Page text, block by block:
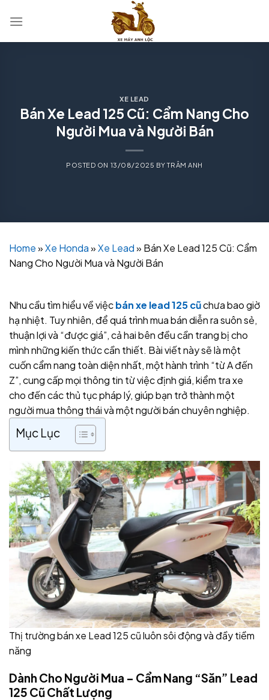
XE LEAD
Bán Xe Lead 125 Cũ: Cẩm Nang Cho
Người Mua và Người Bán
POSTED ON 13/08/2025 BYTRÂM ANH
Home»Xe Honda»Xe Lead» Bán Xe Lead 125 Cũ: Cẩm
Nang Cho Người Mua và Người Bán
Nhu cầu tìm hiểu về việcbán xe lead 125 cũchưa bao giờ
hạ nhiệt. Tuy nhiên, để quá trình mua bán diễn ra suôn sẻ,
thuận lợi và “được giá”, cả hai bên đều cần trang bị cho
mình những kiến thức cần thiết. Bài viết này sẽ là một
cuốn cẩm nang toàn diện nhất, một hành trình “từ A đến
Z”, cung cấp mọi thông tin từ việc định giá, kiểm tra xe
cho đến các thủ tục pháp lý, giúp bạn trở thành một
người mua thông thái và một người bán chuyên nghiệp.
Mục Lục
Thị trường bán xe Lead 125 cũ luôn sôi động và đầy tiềm
năng
Dành Cho Người Mua – Cẩm Nang “Săn” Lead
125 Cũ Chất Lượng